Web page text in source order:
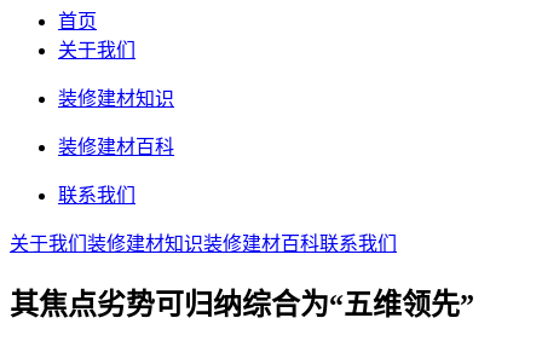
首页
关于我们
装修建材知识
装修建材百科
联系我们
关于我们 装修建材知识装修建材百科联系我们
其焦点劣势可归纳综合为“五维领先”